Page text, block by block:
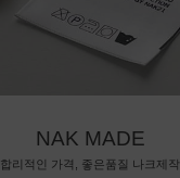
NAK MADE
합리적인 가격, 좋은품질 나크제작